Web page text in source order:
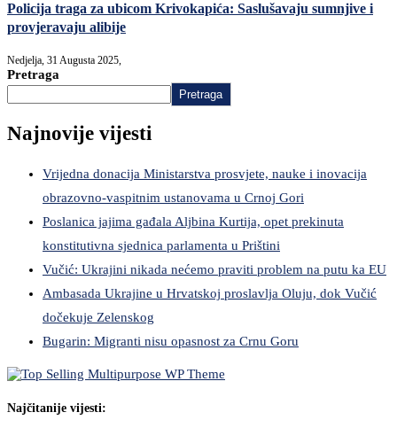
Policija traga za ubicom Krivokapića: Saslušavaju sumnjive i
provjeravaju alibije
Nedjelja, 31 Augusta 2025,
Pretraga
Pretraga
Najnovije vijesti
Vrijedna donacija Ministarstva prosvjete, nauke i inovacija
obrazovno-vaspitnim ustanovama u Crnoj Gori
Poslanica jajima gađala Aljbina Kurtija, opet prekinuta
konstitutivna sjednica parlamenta u Prištini
Vučić: Ukrajini nikada nećemo praviti problem na putu ka EU
Ambasada Ukrajine u Hrvatskoj proslavlja Oluju, dok Vučić
dočekuje Zelenskog
Bugarin: Migranti nisu opasnost za Crnu Goru
Najčitanije vijesti: